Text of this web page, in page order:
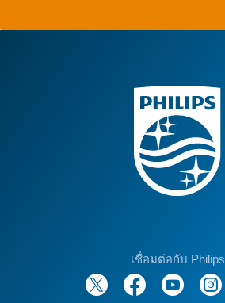
เชื่อมต่อกับ Philips